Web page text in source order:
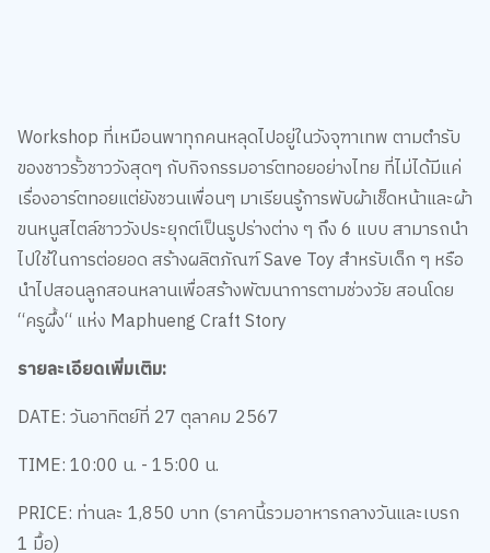
Workshop ที่เหมือนพาทุกคนหลุดไปอยู่ในวังจุฑาเทพ ตามตำรับ
ของชาวรั้วชาววังสุดๆ กับกิจกรรมอาร์ตทอยอย่างไทย ที่ไม่ได้มีแค่
เรื่องอาร์ตทอยแต่ยังชวนเพื่อนๆ มาเรียนรู้การพับผ้าเช็ดหน้าและผ้า
ขนหนูสไตล์ชาววังประยุกต์เป็นรูปร่างต่าง ๆ ถึง 6 แบบ สามารถนำ
ไปใช้ในการต่อยอด สร้างผลิตภัณฑ์ Save Toy สำหรับเด็ก ๆ หรือ
นำไปสอนลูกสอนหลานเพื่อสร้างพัฒนาการตามช่วงวัย สอนโดย
“ครูผึ้ง“ แห่ง Maphueng Craft Story
รายละเอียดเพิ่มเติม:
DATE: วันอาทิตย์ที่ 27 ตุลาคม 2567
PRICE: ท่านละ 1,850 บาท (ราคานี้รวมอาหารกลางวันและเบรก
1 มื้อ)